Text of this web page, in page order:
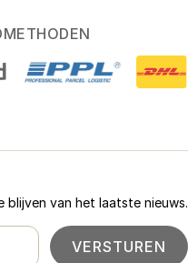
van het laatste nieuws.
VERSTUREN